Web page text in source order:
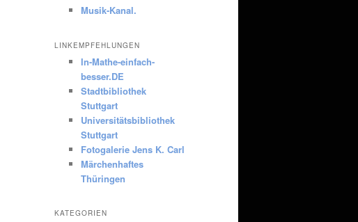
Musik-Kanal.
LINKEMPFEHLUNGEN
In-Mathe-einfach-
besser.DE
Stadtbibliothek
Stuttgart
Universitätsbibliothek
Stuttgart
Fotogalerie Jens K. Carl
Märchenhaftes
Thüringen
KATEGORIEN